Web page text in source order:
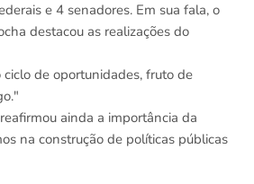
e 4 senadores. Em sua fala, o
destacou as realizações do
de oportunidades, fruto de
ainda a importância da
na construção de políticas públicas